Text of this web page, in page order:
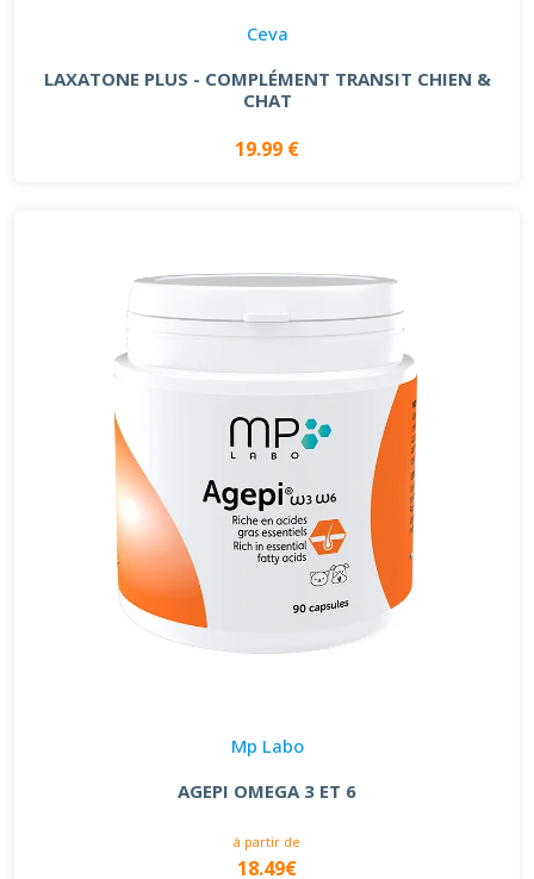
Ceva
LAXATONE PLUS - COMPLÉMENT TRANSIT CHIEN &
CHAT
19.99 €
Mp Labo
AGEPI OMEGA 3 ET 6
à partir de
18.49€